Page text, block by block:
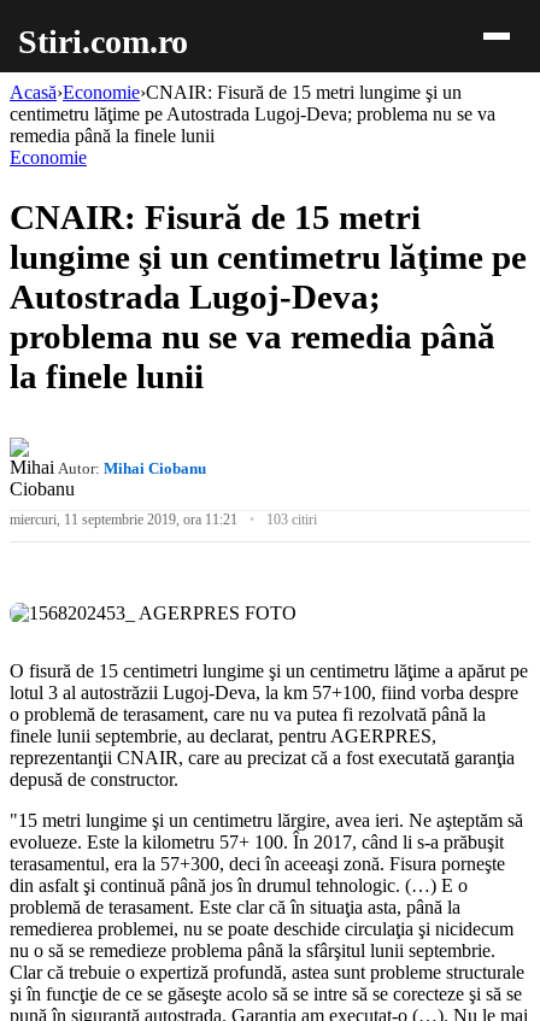
Stiri.com.ro
Acasă›Economie›CNAIR: Fisură de 15 metri lungime şi un
centimetru lăţime pe Autostrada Lugoj-Deva; problema nu se va
remedia până la finele lunii
Economie
CNAIR: Fisură de 15 metri
lungime şi un centimetru lăţime pe
Autostrada Lugoj-Deva;
problema nu se va remedia până
la finele lunii
Autor: Mihai Ciobanu
miercuri, 11 septembrie 2019, ora 11:21 103 citiri
O fisură de 15 centimetri lungime şi un centimetru lăţime a apărut pe
lotul 3 al autostrăzii Lugoj-Deva, la km 57+100, fiind vorba despre
o problemă de terasament, care nu va putea fi rezolvată până la
finele lunii septembrie, au declarat, pentru AGERPRES,
reprezentanţii CNAIR, care au precizat că a fost executată garanţia
depusă de constructor.
"15 metri lungime şi un centimetru lărgire, avea ieri. Ne aşteptăm să
evolueze. Este la kilometru 57+ 100. În 2017, când li s-a prăbuşit
terasamentul, era la 57+300, deci în aceeaşi zonă. Fisura porneşte
din asfalt şi continuă până jos în drumul tehnologic. (…) E o
problemă de terasament. Este clar că în situaţia asta, până la
remedierea problemei, nu se poate deschide circulaţia şi nicidecum
nu o să se remedieze problema până la sfârşitul lunii septembrie.
Clar că trebuie o expertiză profundă, astea sunt probleme structurale
şi în funcţie de ce se găseşte acolo să se intre să se corecteze şi să se
pună în siguranţă autostrada. Garanţia am executat-o (…). Nu le mai